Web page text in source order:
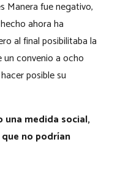
Manera fue negativo,
ahora ha
al final posibilitaba la
convenio a ocho
posible su
una medida social,
no podrían